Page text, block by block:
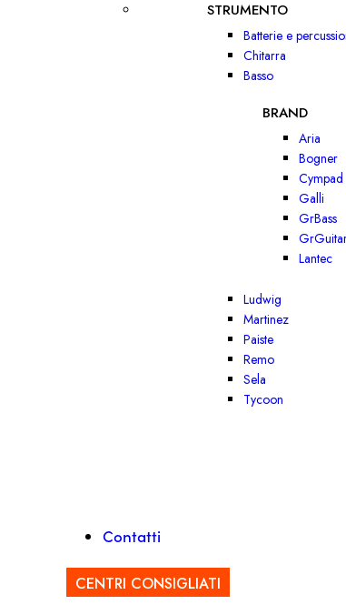
STRUMENTO
Batterie e
Chitarra
Basso
BRAND
Aria
Bogner
Cympad
Galli
GrBass
Lantec
Ludwig
Martinez
Paiste
Remo
Sela
Tycoon
Contatti
CENTRI CONSIGLIATI